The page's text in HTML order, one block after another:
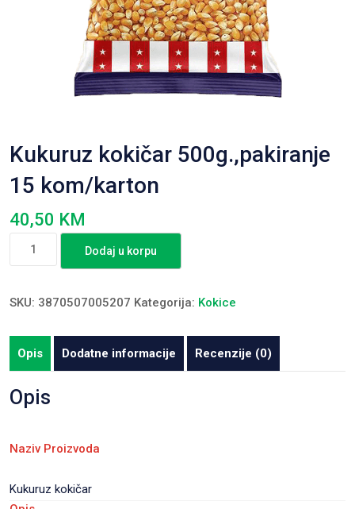
Kukuruz kokičar 500g.,pakiranje
15 kom/karton
40,50 KM
Kukuruz
15
količina
Dodaj u korpu
SKU: 3870507005207 Kategorija: Kokice
Opis Dodatne informacije Recenzije (0)
Opis
Naziv Proizvoda
Kukuruz kokičar